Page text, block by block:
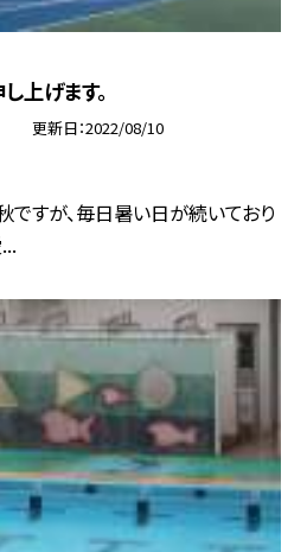
げます。
更新日 2022/08/10
ですが、毎日暑い日が続いており